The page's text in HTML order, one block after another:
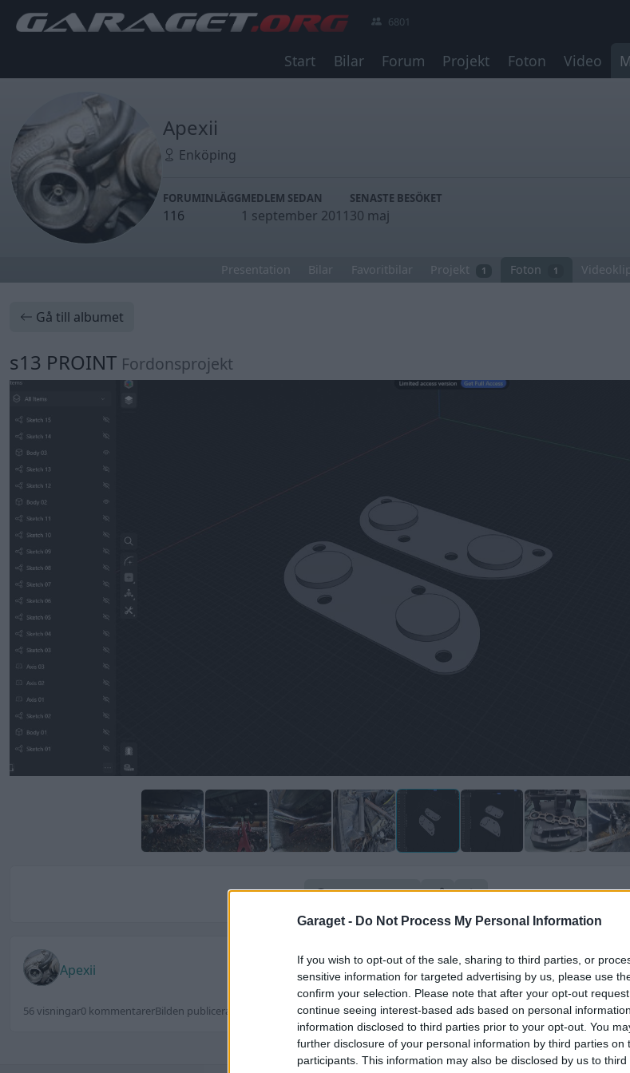
Garaget - Do Not Process My Personal Information
If you wish to opt-out of the sale, sharing to third parties, or
sensitive information for targeted advertising by us, please use
confirm your selection. Please note that after your opt-out
continue seeing interest-based ads based on personal
information disclosed to third parties prior to your opt-out. You
further disclosure of your personal information by third parties on
participants. This information may also be disclosed by us to
6801
Start Bilar Forum Projekt Foton Video
Apexii
Enköping
FORUMINLÄGG
116
MEDLEM SEDAN
1 september 2011
SENASTE BESÖKET
30 maj
Presentation Bilar Favoritbilar Projekt 1 Foton 1
Gå till albumet
s13 PROINT Fordonsprojekt
Kommentera
Apexii
56 visningar0 kommentarerBilden publicerades 26 januari 2025